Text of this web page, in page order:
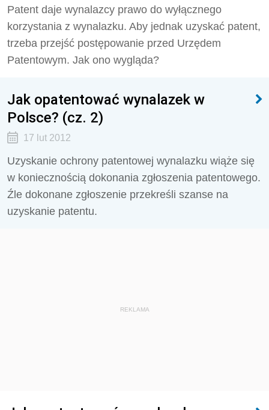
Patent daje wynalazcy prawo do wyłącznego
korzystania z wynalazku. Aby jednak uzyskać patent,
trzeba przejść postępowanie przed Urzędem
Patentowym. Jak ono wygląda?
Jak opatentować wynalazek w
Polsce? (cz. 2)
17 lut 2012
Uzyskanie ochrony patentowej wynalazku wiąże się
w koniecznością dokonania zgłoszenia patentowego.
Źle dokonane zgłoszenie przekreśli szanse na
uzyskanie patentu.
REKLAMA